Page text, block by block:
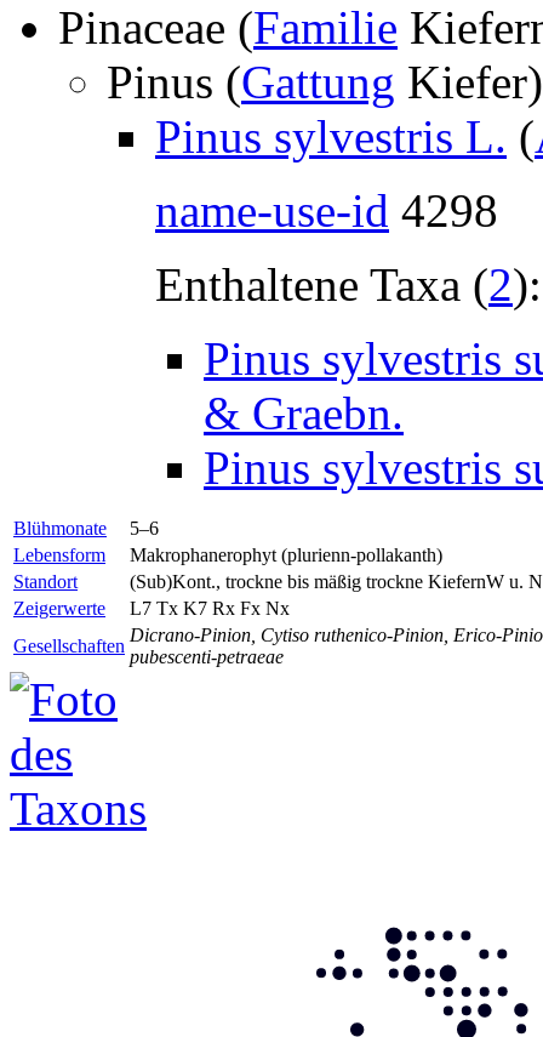
Pinaceae (Familie
Pinus (Gattung
Pinus sylvestris L. (
name-use-id 4298
Enthaltene Taxa (2):
Pinus sylvestris
& Graebn.
Pinus sylvestris
Blühmonate
5–6
Lebensform
Makrophanerophyt (plurienn-pollakanth)
Standort
(Sub)Kont., trockne bis mäßig trockne KiefernW u.
Zeigerwerte
L7 Tx K7 Rx Fx Nx
Gesellschaften
Dicrano-Pinion, Cytiso ruthenico-Pinion, Erico-
pubescenti-petraeae